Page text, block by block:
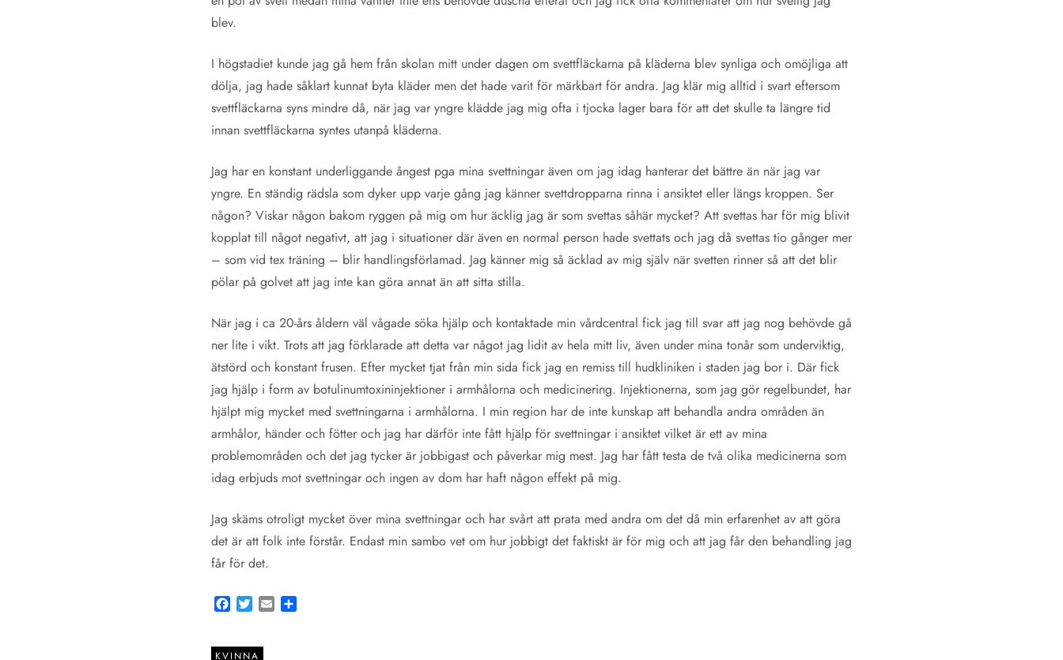
blev.
I högstadiet kunde jag gå hem från skolan mitt under dagen om svettfläckarna på kläderna blev synliga och omöjliga att
dölja, jag hade såklart kunnat byta kläder men det hade varit för märkbart för andra. Jag klär mig alltid i svart eftersom
svettfläckarna syns mindre då, när jag var yngre klädde jag mig ofta i tjocka lager bara för att det skulle ta längre tid
innan svettfläckarna syntes utanpå kläderna.
Jag har en konstant underliggande ångest pga mina svettningar även om jag idag hanterar det bättre än när jag var
yngre. En ständig rädsla som dyker upp varje gång jag känner svettdropparna rinna i ansiktet eller längs kroppen. Ser
någon? Viskar någon bakom ryggen på mig om hur äcklig jag är som svettas såhär mycket? Att svettas har för mig blivit
kopplat till något negativt, att jag i situationer där även en normal person hade svettats och jag då svettas tio gånger mer
– som vid tex träning – blir handlingsförlamad. Jag känner mig så äcklad av mig själv när svetten rinner så att det blir
pölar på golvet att jag inte kan göra annat än att sitta stilla.
När jag i ca 20-års åldern väl vågade söka hjälp och kontaktade min vårdcentral fick jag till svar att jag nog behövde gå
ner lite i vikt. Trots att jag förklarade att detta var något jag lidit av hela mitt liv, även under mina tonår som underviktig,
ätstörd och konstant frusen. Efter mycket tjat från min sida fick jag en remiss till hudkliniken i staden jag bor i. Där fick
jag hjälp i form av botulinumtoxininjektioner i armhålorna och medicinering. Injektionerna, som jag gör regelbundet, har
hjälpt mig mycket med svettningarna i armhålorna. I min region har de inte kunskap att behandla andra områden än
armhålor, händer och fötter och jag har därför inte fått hjälp för svettningar i ansiktet vilket är ett av mina
problemområden och det jag tycker är jobbigast och påverkar mig mest. Jag har fått testa de två olika medicinerna som
idag erbjuds mot svettningar och ingen av dom har haft någon effekt på mig.
Jag skäms otroligt mycket över mina svettningar och har svårt att prata med andra om det då min erfarenhet av att göra
det är att folk inte förstår. Endast min sambo vet om hur jobbigt det faktiskt är för mig och att jag får den behandling jag
får för det.
Facebook
TwitterEmailShare
KVINNA